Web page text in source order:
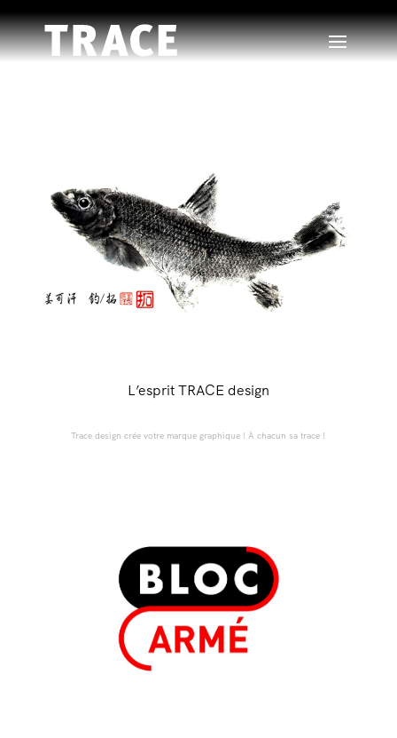
L’esprit TRACE design
Trace design crée votre marque graphique ! À chacun sa trace !